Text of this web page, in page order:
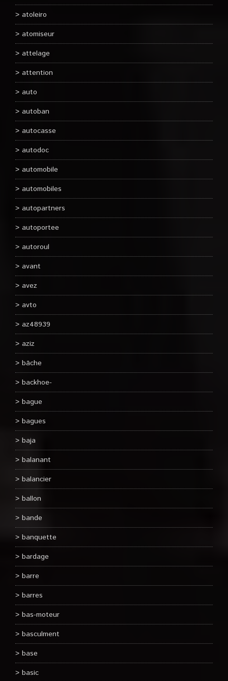
atoleiro
atomiseur
attelage
attention
auto
autoban
autocasse
autodoc
automobile
automobiles
autopartners
autoportee
autoroul
avant
avez
avto
az48939
aziz
bâche
backhoe-
bague
bagues
baja
balanant
balancier
ballon
bande
banquette
bardage
barre
barres
bas-moteur
basculment
base
basic